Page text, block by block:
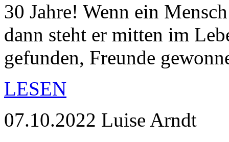
30 Jahre! Wenn ein
dann steht er mitten im
gefunden, Freunde
LESEN
07.10.2022 Luise Arndt